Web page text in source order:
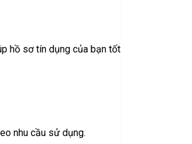
hồ sơ tín dụng của bạn tốt
nhu cầu sử dụng.